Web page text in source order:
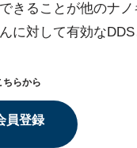
きることが他のナ
に対して有効な
ちらから
員登録